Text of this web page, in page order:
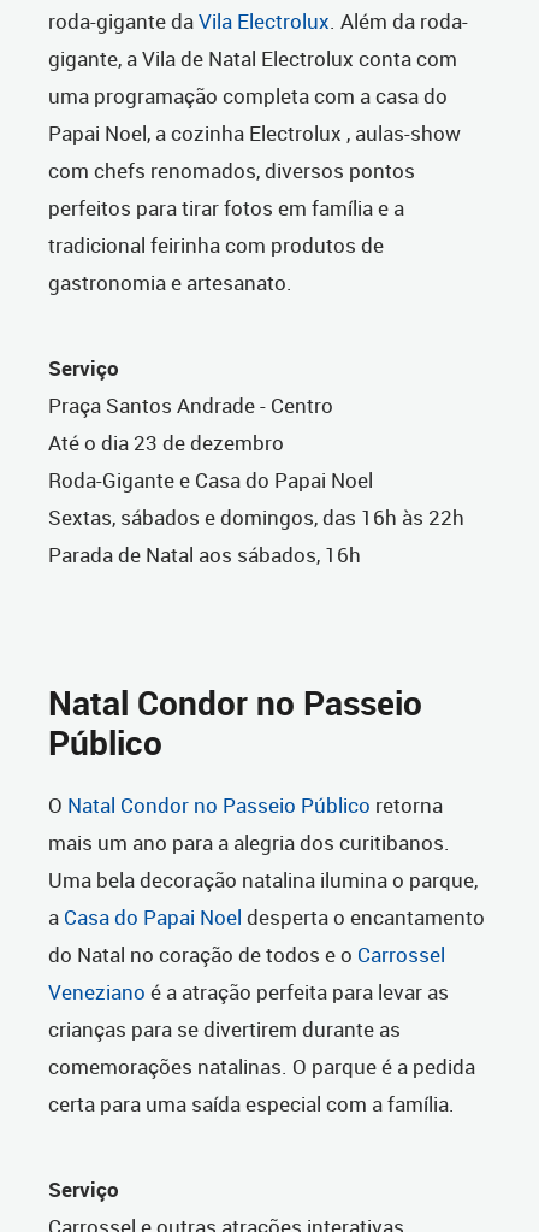
roda-gigante daVila Electrolux. Além da roda-
gigante, a Vila de Natal Electrolux conta com
uma programação completa com a casa do
Papai Noel, a cozinha Electrolux , aulas-show
com chefs renomados, diversos pontos
perfeitos para tirar fotos em família e a
tradicional feirinha com produtos de
gastronomia e artesanato.
Serviço
Praça Santos Andrade - Centro
Até o dia 23 de dezembro
Roda-Gigante e Casa do Papai Noel
Sextas, sábados e domingos, das 16h às 22h
Parada de Natal aos sábados, 16h
Natal Condor no Passeio
Público
O Natal Condor no Passeio Público retorna
mais um ano para a alegria dos curitibanos.
Uma bela decoração natalina ilumina o parque,
a Casa do Papai Noel desperta o encantamento
do Natal no coração de todos e o Carrossel
Veneziano é a atração perfeita para levar as
crianças para se divertirem durante as
comemorações natalinas. O parque é a pedida
certa para uma saída especial com a família.
Serviço